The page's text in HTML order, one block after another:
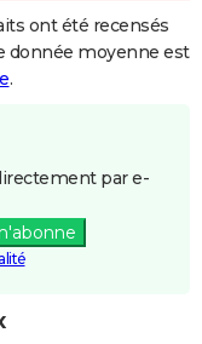
ont été recensés
donnée moyenne est
.
par e-